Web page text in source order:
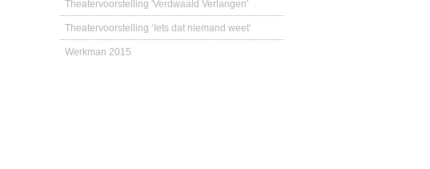
Theatervoorstelling 'Verdwaald Verlangen'
Theatervoorstelling ‘Iets dat niemand weet’
Werkman 2015